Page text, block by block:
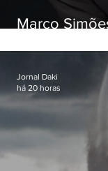
Marco
Jornal Daki
há 20 horas